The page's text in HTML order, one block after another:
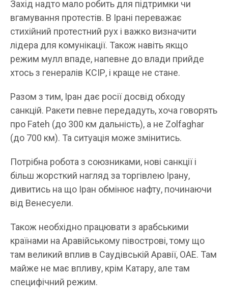
Захід надто мало робить для підтримки чи
вгамування протестів. В Ірані переважає
стихійний протестний рух і важко визначити
лідера для комунікації. Також навіть якщо
режим мулл впаде, напевне до влади прийде
хтось з генералів КСІР, і краще не стане.
Разом з тим, Іран дає росії досвід обходу
санкцій. Ракети певне передадуть, хоча говорять
про Fateh (до 300 км дальність), а не Zolfaghar
(до 700 км). Та ситуація може змінитись.
Потрібна робота з союзниками, нові санкції і
більш жорсткий нагляд за торгівлею Ірану,
дивитись на що Іран обмінює нафту, починаючи
від Венесуели.
Також необхідно працювати з арабськими
країнами на Аравійському півострові, тому що
там великий вплив в Саудівській Аравії, ОАЕ. Там
майже не має впливу, крім Катару, але там
специфічний режим.